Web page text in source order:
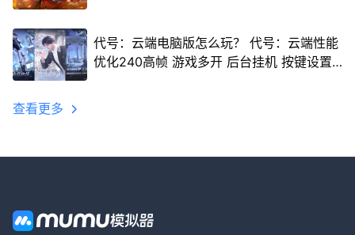
代号：云端电脑版怎么玩？ 代号：云端性能
优化240高帧 游戏多开 后台挂机 按键设置
查看更多